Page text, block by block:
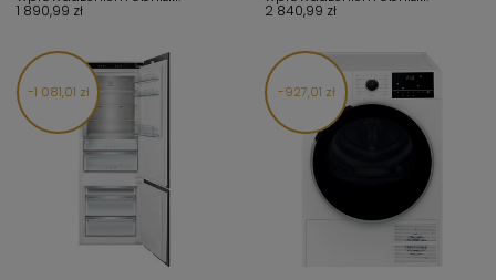
1 890,99 zł 2 840,99 zł
1 081,01 zł 927,01 zł